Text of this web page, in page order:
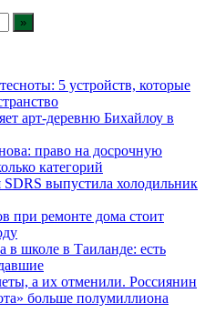
5 устройств, которые
арт-деревню Бихайлоу в
право на досрочную
категорий
выпустила холодильник
при ремонте дома стоит
в школе в Таиланде: есть
а их отменили. Россиянин
больше полумиллиона